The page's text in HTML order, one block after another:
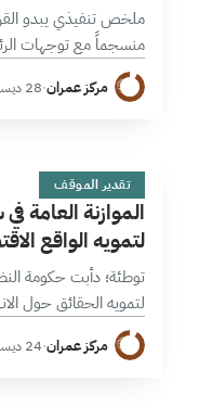
ملخص تنفيذي يبدو القرار
منسجماً مع توجهات
من لواحق القرار
رقابة على…مركز عمران·28 ديسمبر 2018
ا7 دقائق
تقدير الموقف
لتمويه الواقع
توطئة؛ دأبت حكومة
لتمويه الحقائق حول
الكلي، وانخفاض أداء…
مركز عمران·24 ديسمبر 2018